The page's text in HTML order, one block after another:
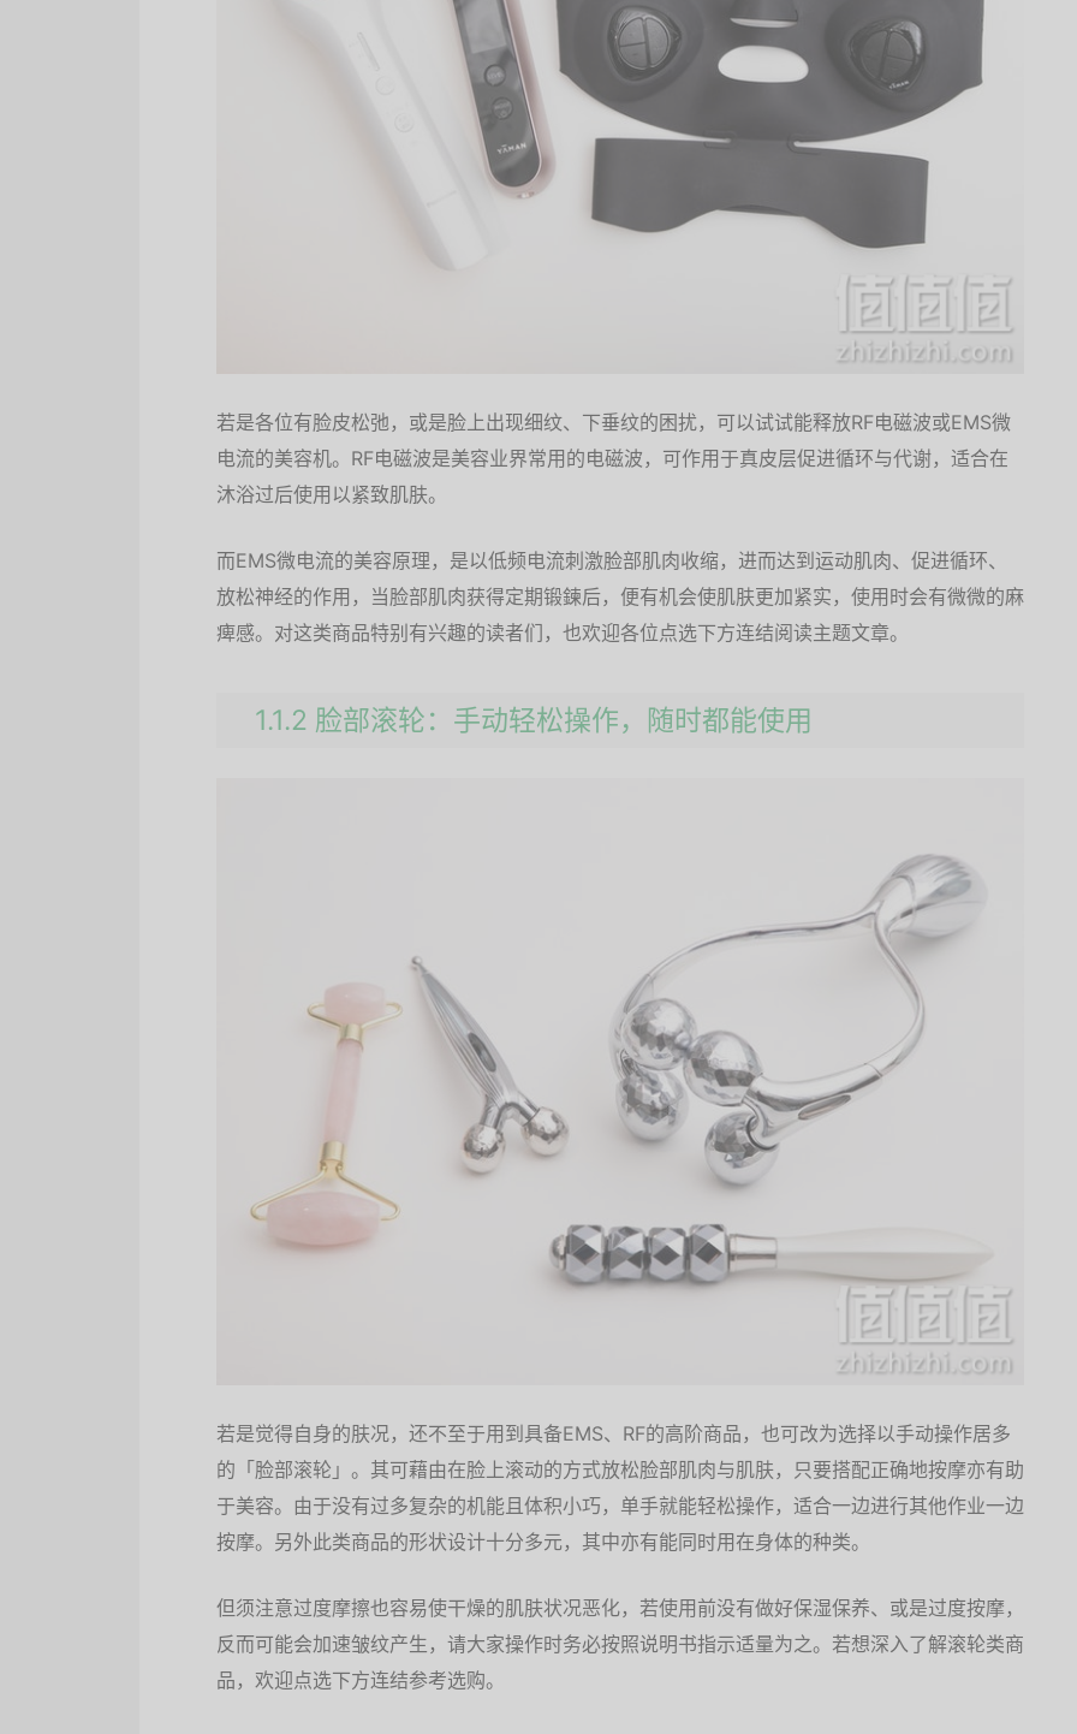
若是各位有脸皮松弛，或是脸上出现细纹、下垂纹的困扰，可以试试能释放RF电磁波或EMS微
电流的美容机。RF电磁波是美容业界常用的电磁波，可作用于真皮层促进循环与代谢，适合在
沐浴过后使用以紧致肌肤。
而EMS微电流的美容原理，是以低频电流刺激脸部肌肉收缩，进而达到运动肌肉、促进循环、
放松神经的作用，当脸部肌肉获得定期锻鍊后，便有机会使肌肤更加紧实，使用时会有微微的麻
痺感。对这类商品特别有兴趣的读者们，也欢迎各位点选下方连结阅读主题文章。
1.1.2 脸部滚轮：手动轻松操作，随时都能使用
若是觉得自身的肤况，还不至于用到具备EMS、RF的高阶商品，也可改为选择以手动操作居多
的「脸部滚轮」。其可藉由在脸上滚动的方式放松脸部肌肉与肌肤，只要搭配正确地按摩亦有助
于美容。由于没有过多复杂的机能且体积小巧，单手就能轻松操作，适合一边进行其他作业一边
按摩。另外此类商品的形状设计十分多元，其中亦有能同时用在身体的种类。
但须注意过度摩擦也容易使干燥的肌肤状况恶化，若使用前没有做好保湿保养、或是过度按摩，
反而可能会加速皱纹产生，请大家操作时务必按照说明书指示适量为之。若想深入了解滚轮类商
品，欢迎点选下方连结参考选购。